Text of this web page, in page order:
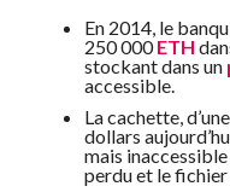
En 2014, le
250 000ETH
stockant dans un
accessible.
La cachette,
dollars
mais
perdu et le